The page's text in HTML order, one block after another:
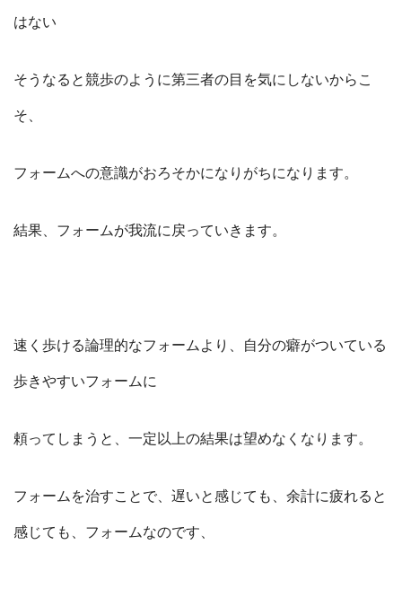
はない
そうなると競歩のように第三者の目を気にしないからこ
そ、
フォームへの意識がおろそかになりがちになります。
結果、フォームが我流に戻っていきます。
速く歩ける論理的なフォームより、自分の癖がついている
歩きやすいフォームに
頼ってしまうと、一定以上の結果は望めなくなります。
フォームを治すことで、遅いと感じても、余計に疲れると
感じても、フォームなのです、